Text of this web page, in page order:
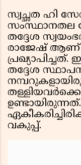
സ്വച്ഛത ഹി
സംസ്ഥാനതല
തദ്ദേശ
രാജേഷ് ആണ്
തദ്ദേശ
വകുപ്പ്.